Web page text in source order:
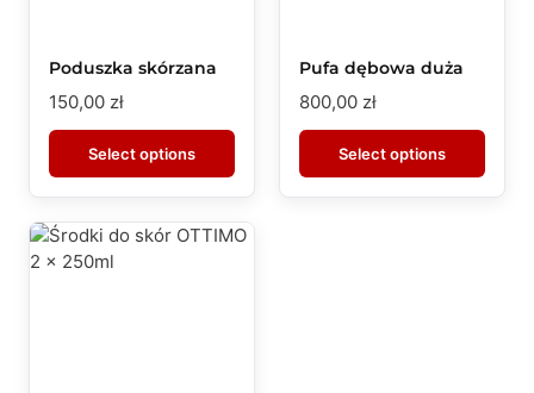
Poduszka skórzana
150,00 zł
Select options
Pufa dębowa duża
800,00 zł
Select options